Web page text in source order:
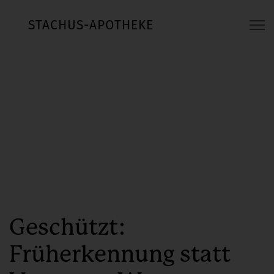
STACHUS-APOTHEKE
Geschützt:
Früherkennung statt